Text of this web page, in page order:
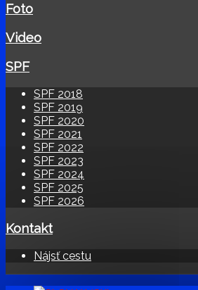
Foto
Video
SPF
SPF 2018
SPF 2019
SPF 2020
SPF 2021
SPF 2022
SPF 2023
SPF 2024
SPF 2025
SPF 2026
Kontakt
Nájsť cestu